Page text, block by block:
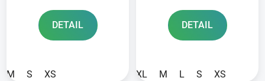
DETAIL
M S XS
DETAIL
XL M L S XS